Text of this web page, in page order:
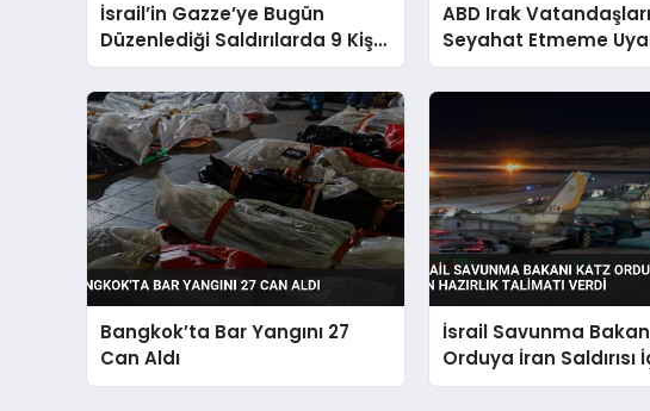
İsrail’in Gazze’ye Bugün
Düzenlediği Saldırılarda 9 Kişi
Hayatını Kaybetti
ABD Irak
Seyahat Etmeme
Bangkok’ta Bar Yangını 27
Can Aldı
İsrail Savunma
Orduya İran Saldırısı
Hazırlık Talimatı Verdi